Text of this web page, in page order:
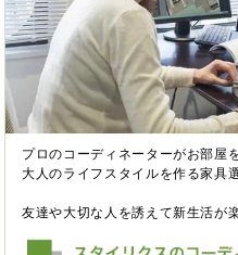
プロのコーディネーターがお部屋
大人のライフスタイルを作る家具
友達や大切な人を誘えて新生活が